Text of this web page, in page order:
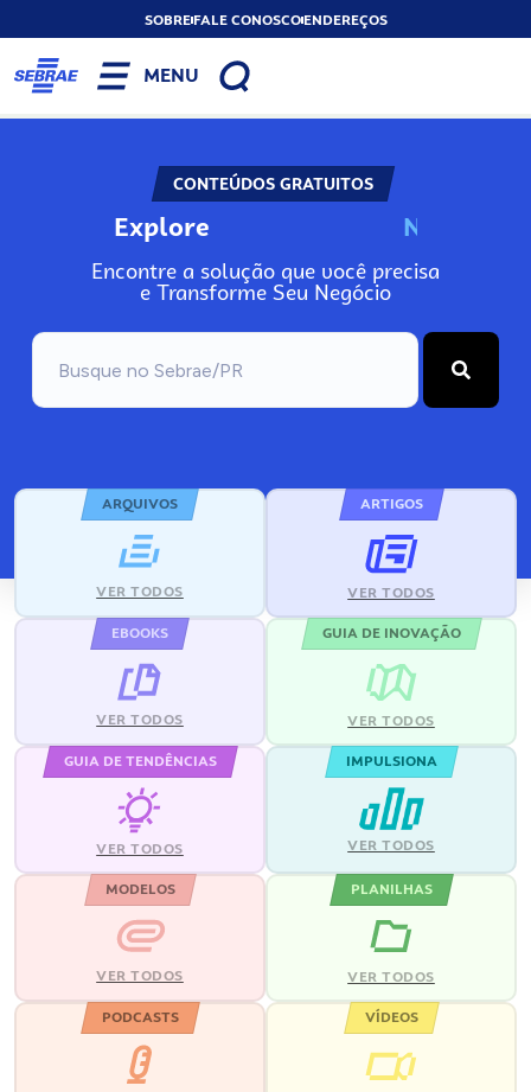
SOBREFALE CONOSCOENDEREÇOS
MENU
CONTEÚDOS GRATUITOS
Explore N
Encontre a solução que você precisa
e Transforme Seu Negócio
ARQUIVOS
VER TODOS
ARTIGOS
VER TODOS
EBOOKS
VER TODOS
GUIA DE INOVAÇÃO
VER TODOS
GUIA DE TENDÊNCIAS
VER TODOS
IMPULSIONA
VER TODOS
MODELOS
VER TODOS
PLANILHAS
VER TODOS
PODCASTS VÍDEOS